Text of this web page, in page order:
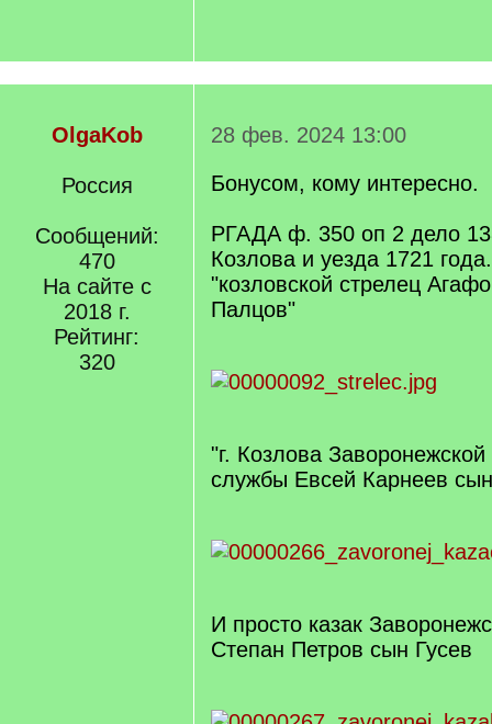
OlgaKob
Россия
Сообщений:
470
На сайте с
2018 г.
Рейтинг:
320
28 фев. 2024 13:00
Бонусом, кому интересно.
РГАДА ф. 350 оп 2 дело
Козлова и уезда 1721 года.
"козловской стрелец
Палцов"
"г. Козлова
службы Евсей Карнеев
И просто казак
Степан Петров сын Гусев